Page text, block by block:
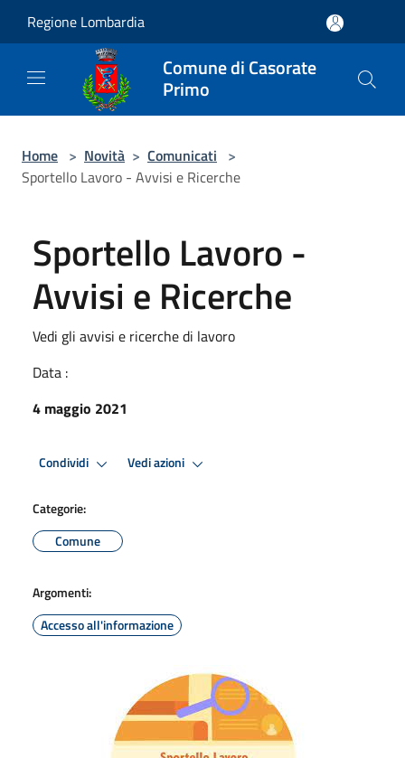
Regione Lombardia
Comune di Casorate
Primo
Home > Novità > Comunicati >
Sportello Lavoro - Avvisi e Ricerche
Sportello Lavoro -
Avvisi e Ricerche
Vedi gli avvisi e ricerche di lavoro
Data :
4 maggio 2021
Condividi Vedi azioni
Categorie:
Comune
Argomenti:
Accesso all'informazione